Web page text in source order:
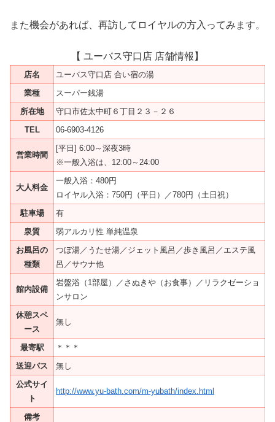
また機会があれば、再訪してロイヤルの方入ってみます。
【 ユーバス守口店 店舗情報】
店名
ユーバス守口店 合い宿の湯
業種
スーパー銭湯
所在地
守口市佐太中町６丁目２３－２６
TEL
06-6903-4126
営業時間
[平日] 6:00～深夜3時
※一般入浴は、12:00～24:00
大人料金
一般入浴：480円
ロイヤル入浴：750円（平日）／780円（土日祝）
駐車場
有
泉質
弱アルカリ性 単純温泉
お風呂の
種類
つぼ湯／うたせ湯／ジェット風呂／歩き風呂／エステ風
呂／サウナ他
館内設備
岩盤浴（1部屋）／さぬきや（お食事）／リラクゼーショ
ンサロン
休憩スペ
ース
無し
最寄駅
＊＊＊
送迎バス
無し
公式サイ
ト
http://www.yu-bath.com/m-yubath/index.html
備考